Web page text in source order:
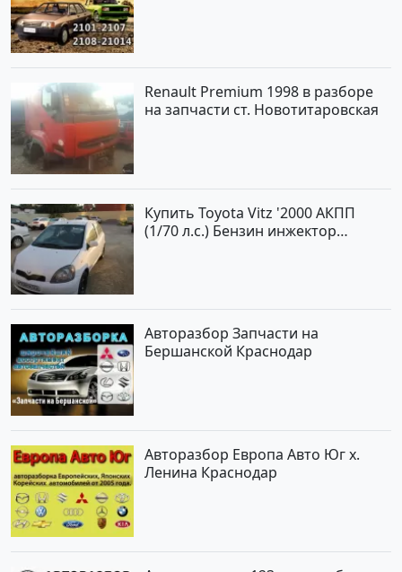
Renault Premium 1998 в разборе
на запчасти ст. Новотитаровская
Купить Toyota Vitz '2000 АКПП
(1/70 л.с.) Бензин инжектор
Авторазбор Запчасти на
Бершанской Краснодар
Авторазбор Европа Авто Юг х.
Ленина Краснодар